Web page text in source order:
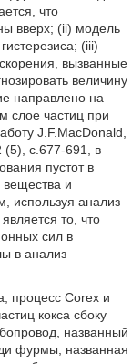
что
вверх; (ii) модель
(iii)
вызванные
величину
направлено на
слое частиц при
J.F.MacDonald,
(5), с.677-691, в
пустот в
и
используя анализ
то, что
сил в
в анализ
процесс Corex и
кокса сбоку
названный
фурмы, названная